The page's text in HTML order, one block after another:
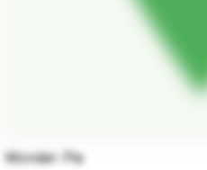
Wonder Pie